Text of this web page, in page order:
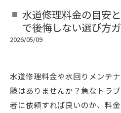
水道修理料金の目安
で後悔しない選び方
2026/05/09
水道修理料金や水回りメンテ
験はありませんか？急なトラ
者に依頼すれば良いのか、料